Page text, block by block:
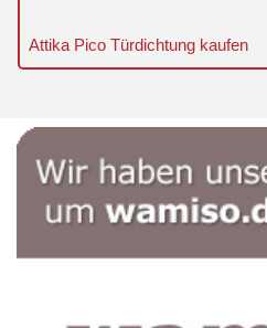
Attika Pico Türdichtung kaufen